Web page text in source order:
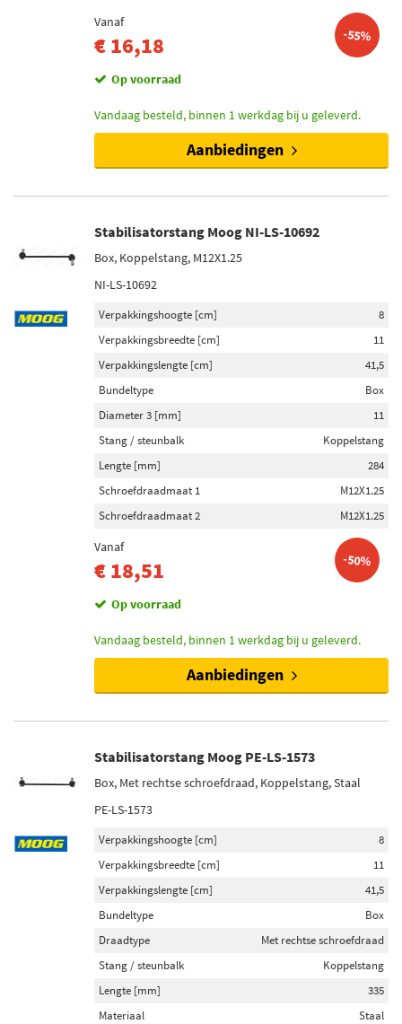
Vanaf
€ 16,18 -55%
Op voorraad
Vandaag besteld, binnen 1 werkdag bij u geleverd.
Aanbiedingen
Stabilisatorstang Moog NI-LS-10692
Box, Koppelstang, M12X1.25
NI-LS-10692
Verpakkingshoogte [cm]
8
Verpakkingsbreedte [cm]
11
Verpakkingslengte [cm]
41,5
Bundeltype
Box
Diameter 3 [mm]
11
Stang / steunbalk
Koppelstang
Lengte [mm]
284
Schroefdraadmaat 1
M12X1.25
Schroefdraadmaat 2
M12X1.25
Vanaf
€ 18,51 -50%
Op voorraad
Vandaag besteld, binnen 1 werkdag bij u geleverd.
Aanbiedingen
Stabilisatorstang Moog PE-LS-1573
Box, Met rechtse schroefdraad, Koppelstang, Staal
PE-LS-1573
Verpakkingshoogte [cm]
8
Verpakkingsbreedte [cm]
11
Verpakkingslengte [cm]
41,5
Bundeltype
Box
Draadtype
Met rechtse schroefdraad
Stang / steunbalk
Koppelstang
Lengte [mm]
335
Materiaal
Staal